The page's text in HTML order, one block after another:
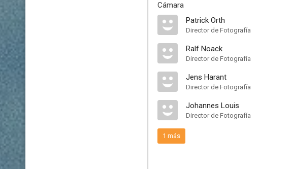
Cámara
Patrick Orth
Director de Fotografía
Ralf Noack
Director de Fotografía
Jens Harant
Director de Fotografía
Johannes Louis
Director de Fotografía
1 más